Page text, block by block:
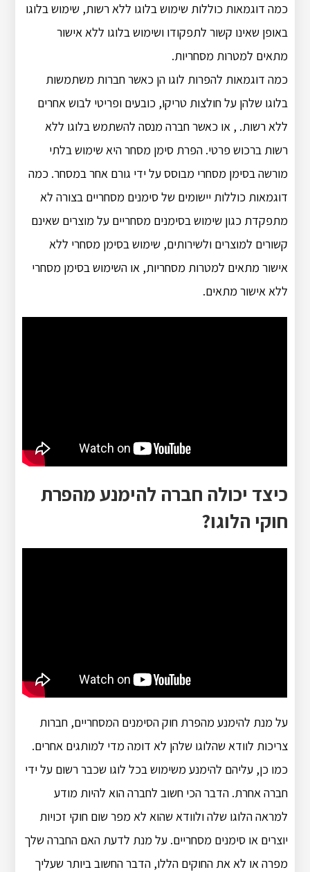
כמה דוגמאות כוללות שימוש בלוגו ללא רשות, שימוש בלוגו
באופן שאינו קשור לתפקודו ושימוש בלוגו ללא אישור
מתאים למטרות מסחריות.
כמה דוגמאות להפרות לוגו הן כאשר חברות משתמשות
בלוגו שלהן על חולצות טריקו, כובעים ופריטי לבוש אחרים
ללא רשות. , או כאשר חברה מנסה להשתמש בלוגו ללא
רשות ברכוש פרטי. הפרת סימן מסחר היא שימוש בלתי
מורשה בסימן מסחרי מבוסס על ידי גורם אחר במסחר. כמה
דוגמאות כוללות יישומים של סימנים מסחריים בצורה לא
מתפקדת כגון שימוש בסימנים מסחריים על מוצרים שאינם
קשורים למוצרים ולשירותים, שימוש בסימן מסחרי ללא
אישור מתאים למטרות מסחריות, או השימוש בסימן מסחרי
ללא אישור מתאים.
כיצד יכולה חברה להימנע מהפרת
חוקי הלוגו?
על מנת להימנע מהפרת חוק הסימנים המסחריים, חברות
צריכות לוודא שהלוגו שלהן לא דומה מדי למותגים אחרים.
כמו כן, עליהם להימנע משימוש בכל לוגו שכבר רשום על ידי
חברה אחרת. הדבר הכי חשוב לחברה הוא להיות מודע
למראה הלוגו שלה ולוודא שהוא לא מפר שום חוקי זכויות
יוצרים או סימנים מסחריים. על מנת לדעת האם החברה שלך
מפרה או לא את החוקים הללו, הדבר החשוב ביותר שעליך